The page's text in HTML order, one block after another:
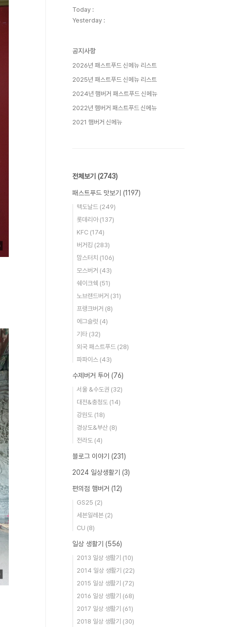
Today :
Yesterday :
공지사항
2026년 패스트푸드 신메뉴 리스트
2025년 패스트푸드 신메뉴 리스트
2024년 햄버거 패스트푸드 신메뉴
2022년 햄버거 패스트푸드 신메뉴
2021 햄버거 신메뉴
전체보기 (2743)
패스트푸드 맛보기 (1197)
맥도날드 (249)
롯데리아 (137)
KFC (174)
버거킹 (283)
맘스터치 (106)
모스버거 (43)
쉐이크쉑 (51)
노브랜드버거 (31)
프랭크버거 (8)
에그슬럿 (4)
기타 (32)
외국 패스트푸드 (28)
파파이스 (43)
수제버거 투어 (76)
서울 &수도권 (32)
대전&충청도 (14)
강원도 (18)
경상도&부산 (8)
전라도 (4)
블로그 이야기 (231)
2024 일상생활기 (3)
편의점 햄버거 (12)
GS25 (2)
세븐일레븐 (2)
CU (8)
일상 생활기 (556)
2013 일상 생활기 (10)
2014 일상 생활기 (22)
2015 일상 생활기 (72)
2016 일상 생활기 (68)
2017 일상 생활기 (61)
2018 일상 생활기 (30)